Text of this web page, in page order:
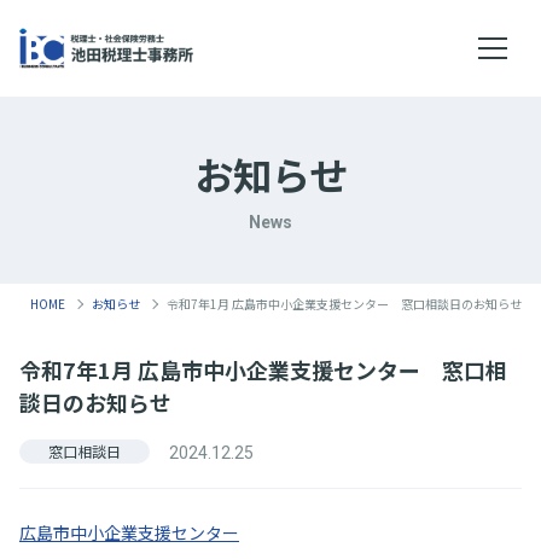
メニ
お知らせ
News
HOME お知らせ 令和7年1月 広島市中小企業支援センター 窓口相談日のお知らせ
令和7年1月 広島市中小企業支援センター 窓口相
談日のお知らせ
窓口相談日 2024.12.25
広島市中小企業支援センター